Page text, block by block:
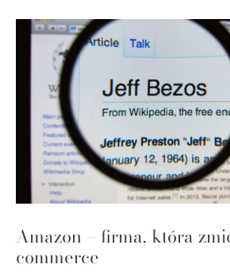
Amazon – firma, która
commerce